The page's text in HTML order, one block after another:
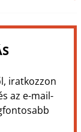
iratkozzon
az e-mail-